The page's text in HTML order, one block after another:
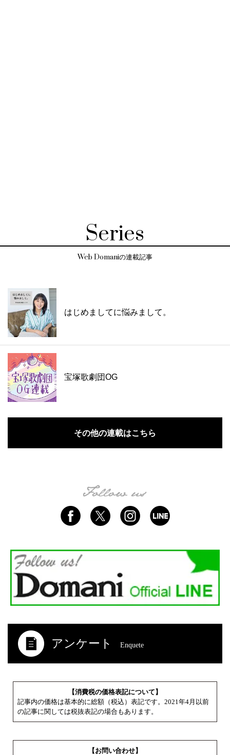
Series
Web Domaniの連載記事
はじめましてに悩みまして。
宝塚歌劇団OG
その他の連載はこちら
アンケート Enquete
【消費税の価格表記について】
記事内の価格は基本的に総額（税込）表記です。2021年4月以前
の記事に関しては税抜表記の場合もあります。
【お問い合わせ】